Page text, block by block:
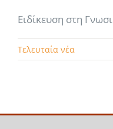
Ειδίκευση στη
Τελευταία νέα